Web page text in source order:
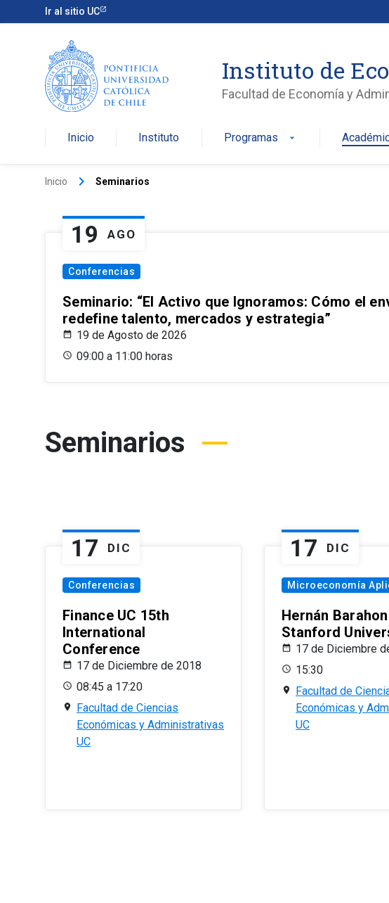
Ir al sitio UC
Instituto de
Facultad de Economía y
Inicio Instituto Programas arrow_drop_down
Inicio keyboard_arrow_right Seminarios
19 AGO
Conferencias
Seminario: “El Activo que Ignoramos: Cómo el
redefine talento, mercados y estrategia”
19 de Agosto de 2026
09:00 a 11:00 horas
Seminarios
17 DIC
Conferencias
Finance UC 15th
International
Conference
17 de Diciembre de 2018
08:45 a 17:20
Facultad de Ciencias
Económicas y Administrativas
UC
17 DIC
Microeconomía
Hernán
Stanford
17 de Diciembre
15:30
Facultad de
Económicas y
UC